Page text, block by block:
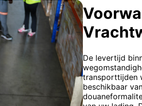
De levertijd
transporttijden
beschikbaar